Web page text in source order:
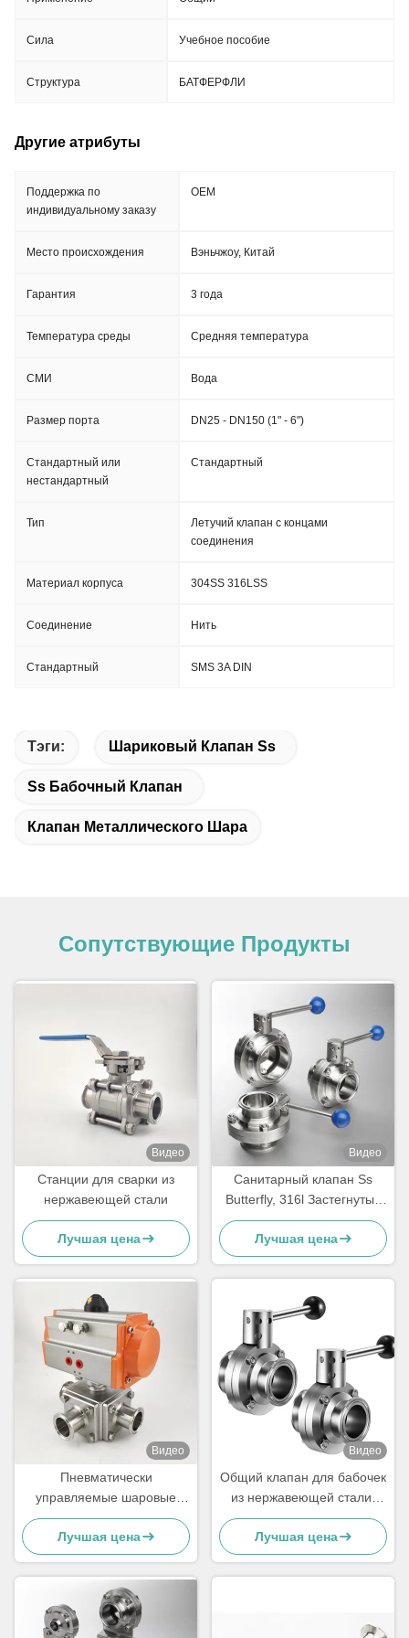
Сила Учебное пособие
Структура БАТФЕРФЛИ
Другие атрибуты
Поддержка по
индивидуальному заказу
OEM
Место происхождения Вэньчжоу, Китай
Гарантия 3 года
Температура среды Средняя температура
СМИ Вода
Размер порта DN25 - DN150 (1" - 6")
Стандартный или
нестандартный
Стандартный
Тип
Летучий клапан с концами
соединения
Материал корпуса 304SS 316LSS
Соединение Нить
Стандартный SMS 3A DIN
Тэги: Шариковый Клапан Ss
Ss Бабочный Клапан
Клапан Металлического Шара
Сопутствующие Продукты
Видео
Станции для сварки из
нержавеющей стали
Лучшая цена
Видео
Санитарный клапан Ss
Butterfly, 316l Застегнутый
сварный клапан DIN
Butterfly
Лучшая цена
Видео
Пневматически
управляемые шаровые
клапаны из нержавеющей
стали
Лучшая цена
Видео
Общий клапан для бабочек
из нержавеющей стали,
санитарный зажим клапан
для бабочек 50 мм
Лучшая цена